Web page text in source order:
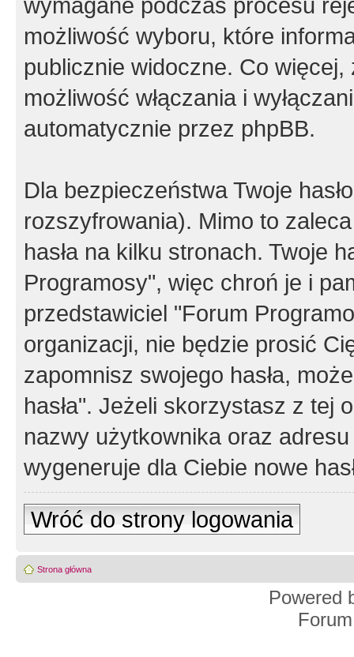
możliwość wyboru, które
publicznie widoczne. Co
możliwość włączania i
automatycznie przez phpBB.
Dla bezpieczeństwa Twoje
rozszyfrowania). Mimo to
hasła na kilku stronach. Twoje
Programosy", więc chroń je i
przedstawiciel "Forum
organizacji, nie będzie prosić
zapomnisz swojego hasła,
hasła". Jeżeli skorzystasz z tej
nazwy użytkownika oraz
wygeneruje dla Ciebie nowe
Wróć do strony logowania
Strona główna
Powered